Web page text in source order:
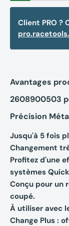
Client PRO ?
Avantages
2608900503
Précision
Jusqu'à 5 fois
Changement
Profitez d'une
systèmes
Conçu pour un
coupé.
À utiliser avec
Change Plus :